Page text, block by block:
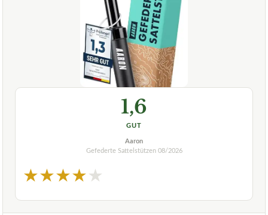
1,6
GUT
Aaron
Gefederte Sattelstützen 08/2026
★★★★★